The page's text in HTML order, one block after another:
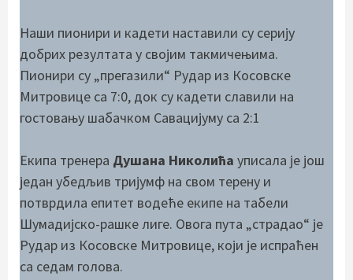
Наши пионири и кадети наставили су серију
добрих резултата у својим такмичењима.
Пионири су „прегазили“ Рудар из Косовске
Митровице са 7:0, док су кадети славили на
гостовању шабачком Савацијуму са 2:1
Екипа тренера Душана Николића уписала је још
један убедљив тријумф на свом терену и
потврдила епитет водеће екипе на табели
Шумадијско-рашке лиге. Овога пута „страдао“ је
Рудар из Косовске Митровице, који је испраћен
са седам голова.